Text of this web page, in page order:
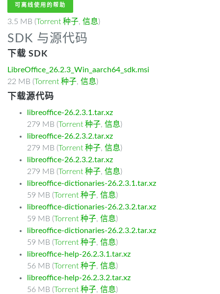
可离线使用的帮助
3.5 MB (Torrent 种子, 信息)
SDK 与源代码
下载 SDK
LibreOffice_26.2.3_Win_aarch64_sdk.msi
22 MB (Torrent 种子, 信息)
下载源代码
libreoffice-26.2.3.1.tar.xz
279 MB (Torrent 种子, 信息)
libreoffice-26.2.3.2.tar.xz
279 MB (Torrent 种子, 信息)
libreoffice-26.2.3.2.tar.xz
279 MB (Torrent 种子, 信息)
libreoffice-dictionaries-26.2.3.1.tar.xz
59 MB (Torrent 种子, 信息)
libreoffice-dictionaries-26.2.3.2.tar.xz
59 MB (Torrent 种子, 信息)
libreoffice-dictionaries-26.2.3.2.tar.xz
59 MB (Torrent 种子, 信息)
libreoffice-help-26.2.3.1.tar.xz
56 MB (Torrent 种子, 信息)
libreoffice-help-26.2.3.2.tar.xz
56 MB (Torrent 种子, 信息)